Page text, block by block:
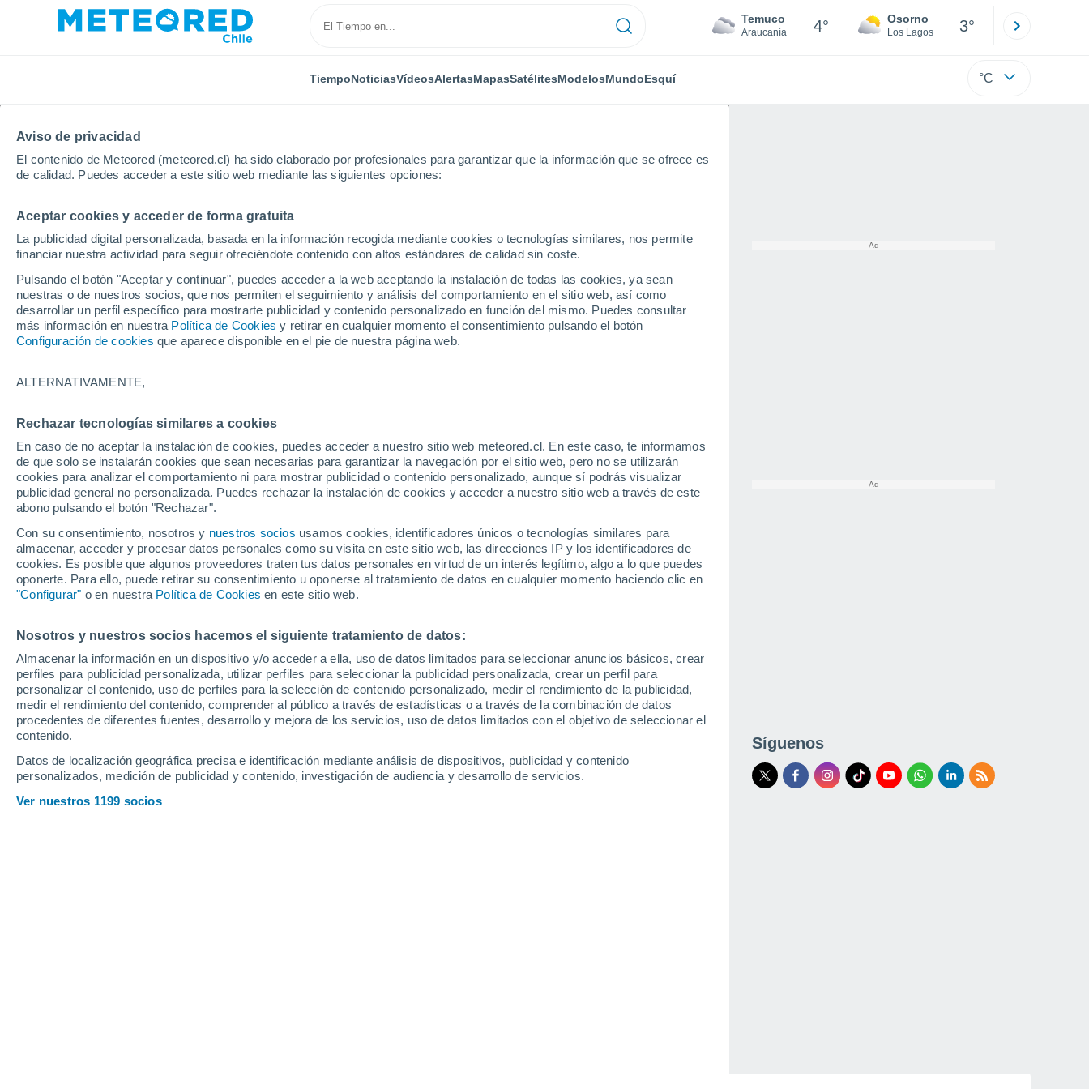
Aviso de privacidad
El contenido de Meteored (meteored.cl) ha sido elaborado por profesionales para garantizar que la información que se ofrece es
de calidad. Puedes acceder a este sitio web mediante las siguientes opciones:
Aceptar cookies y acceder de forma gratuita
La publicidad digital personalizada, basada en la información recogida mediante cookies o tecnologías similares, nos permite
financiar nuestra actividad para seguir ofreciéndote contenido con altos estándares de calidad sin coste.
Pulsando el botón "Aceptar y continuar", puedes acceder a la web aceptando la instalación de todas las cookies, ya sean
nuestras o de nuestros socios, que nos permiten el seguimiento y análisis del comportamiento en el sitio web, así como
desarrollar un perfil específico para mostrarte publicidad y contenido personalizado en función del mismo. Puedes consultar
más información en nuestra Política de Cookies y retirar en cualquier momento el consentimiento pulsando el botón
Configuración de cookies que aparece disponible en el pie de nuestra página web.
ALTERNATIVAMENTE,
Rechazar tecnologías similares a cookies
En caso de no aceptar la instalación de cookies, puedes acceder a nuestro sitio web meteored.cl. En este caso, te informamos
de que solo se instalarán cookies que sean necesarias para garantizar la navegación por el sitio web, pero no se utilizarán
cookies para analizar el comportamiento ni para mostrar publicidad o contenido personalizado, aunque sí podrás visualizar
publicidad general no personalizada. Puedes rechazar la instalación de cookies y acceder a nuestro sitio web a través de este
abono pulsando el botón "Rechazar".
Con su consentimiento, nosotros y nuestros socios usamos cookies, identificadores únicos o tecnologías similares para
almacenar, acceder y procesar datos personales como su visita en este sitio web, las direcciones IP y los identificadores de
cookies. Es posible que algunos proveedores traten tus datos personales en virtud de un interés legítimo, algo a lo que puedes
oponerte. Para ello, puede retirar su consentimiento u oponerse al tratamiento de datos en cualquier momento haciendo clic en
"Configurar" o en nuestra Política de Cookies en este sitio web.
Nosotros y nuestros socios hacemos el siguiente tratamiento de datos:
Almacenar la información en un dispositivo y/o acceder a ella, uso de datos limitados para seleccionar anuncios básicos, crear
perfiles para publicidad personalizada, utilizar perfiles para seleccionar la publicidad personalizada, crear un perfil para
personalizar el contenido, uso de perfiles para la selección de contenido personalizado, medir el rendimiento de la publicidad,
medir el rendimiento del contenido, comprender al público a través de estadísticas o a través de la combinación de datos
procedentes de diferentes fuentes, desarrollo y mejora de los servicios, uso de datos limitados con el objetivo de seleccionar el
contenido.
Datos de localización geográfica precisa e identificación mediante análisis de dispositivos, publicidad y contenido
personalizados, medición de publicidad y contenido, investigación de audiencia y desarrollo de servicios.
Ver nuestros 1199 socios
Temuco
Araucanía 4° Osorno
Los Lagos 3°
TiempoNoticiasVídeosAlertasMapasSatélitesModelosMundoEsquí °C
Inicio Italia Provincia de Biella
El Tiempo en la Provincia de Biella
Hoy, 6 agosto Todo el día Símbolo
35°
Biella
35°
23°
Cossato
33°
36°
Sostegno
Síguenos